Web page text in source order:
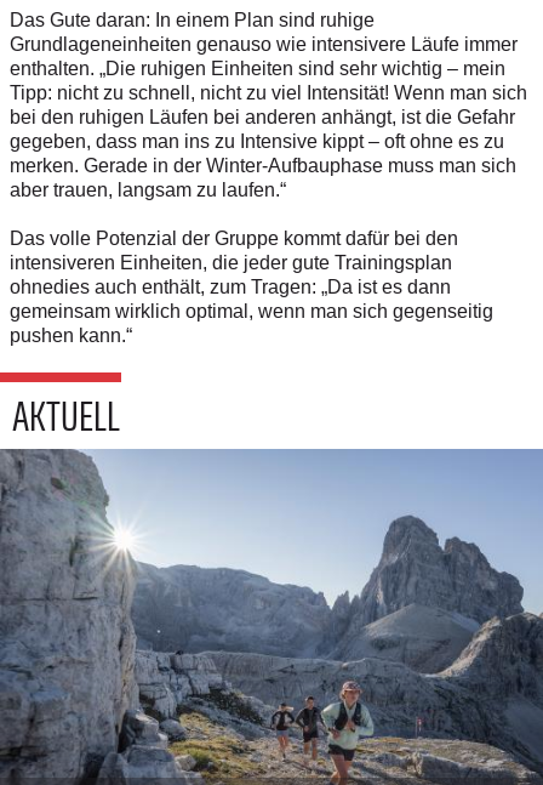
Das Gute daran: In einem Plan sind ruhige
Grundlageneinheiten genauso wie intensivere Läufe immer
enthalten. „Die ruhigen Einheiten sind sehr wichtig – mein
Tipp: nicht zu schnell, nicht zu viel Intensität! Wenn man sich
bei den ruhigen Läufen bei anderen anhängt, ist die Gefahr
gegeben, dass man ins zu Intensive kippt – oft ohne es zu
merken. Gerade in der Winter-Aufbauphase muss man sich
aber trauen, langsam zu laufen.“
Das volle Potenzial der Gruppe kommt dafür bei den
intensiveren Einheiten, die jeder gute Trainingsplan
ohnedies auch enthält, zum Tragen: „Da ist es dann
gemeinsam wirklich optimal, wenn man sich gegenseitig
pushen kann.“
AKTUELL